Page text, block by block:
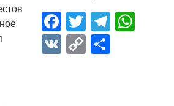
Facebook
Twitter
VK Copy